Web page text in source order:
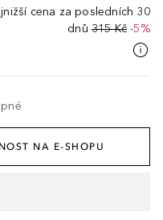
cena za posledních 30
dnů 315 Kč -5%
NA E-SHOPU